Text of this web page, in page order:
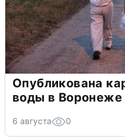
Опубликована
воды в Воронеже
6 августа 0